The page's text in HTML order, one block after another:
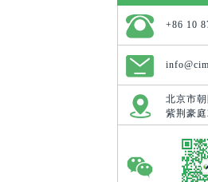
+86 10
北京市
紫荆豪